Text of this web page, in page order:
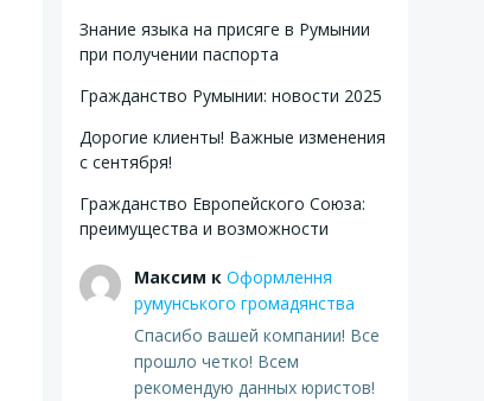
Знание языка на присяге в Румынии
при получении паспорта
Гражданство Румынии: новости 2025
Дорогие клиенты! Важные изменения
с сентября!
Гражданство Европейского Союза:
преимущества и возможности
Максим к Оформлення
румунського громадянства
Спасибо вашей компании! Все
прошло четко! Всем
рекомендую данных юристов!